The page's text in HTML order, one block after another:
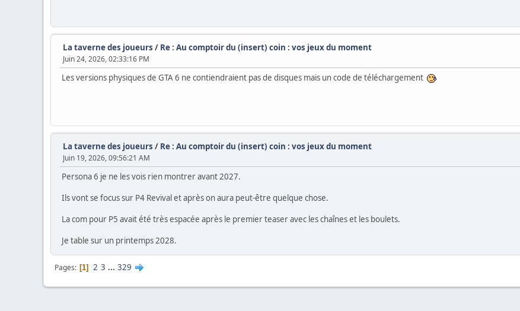
La taverne des joueurs / Re : Au comptoir du (insert) coin : vos jeux du moment
Juin 24, 2026, 02:33:16 PM
Les versions physiques de GTA 6 ne contiendraient pas de disques mais un code de téléchargement
La taverne des joueurs / Re : Au comptoir du (insert) coin : vos jeux du moment
Juin 19, 2026, 09:56:21 AM
Persona 6 je ne les vois rien montrer avant 2027.
Ils vont se focus sur P4 Revival et après on aura peut-être quelque chose.
La com pour P5 avait été très espacée après le premier teaser avec les chaînes et les boulets.
Je table sur un printemps 2028.
Pages 1 2 3 ... 329